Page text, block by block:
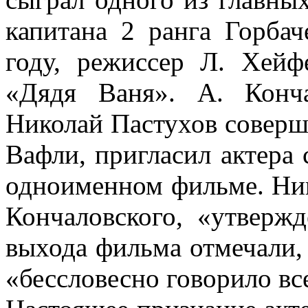
капитана 2 ранга
году, режиссер Л.
«Дядя Ваня». А.
Николай Пастухов
Вафли, пригласил актера
одноименном фильме.
Кончаловского,
выхода фильма
«бессловесно говорило